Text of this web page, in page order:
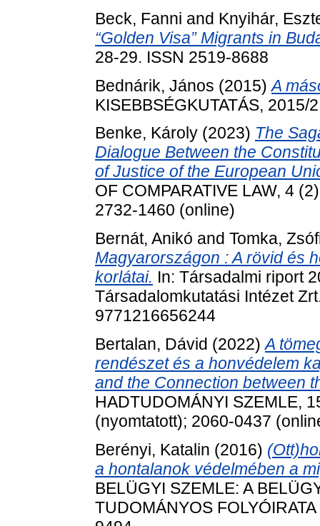
Beck, Fanni and Knyihár,
“Golden Visa” Migrants in
28-29. ISSN 2519-8688
Bednárik, János (2015)A
KISEBBSÉGKUTATÁS,
Benke, Károly (2023) The
Dialogue Between the
of Justice of the European
OF COMPARATIVE LAW, 4
2732-1460 (online)
Bernát, Anikó and Tomka,
Magyarországon : A rövid és
korlátai. In: Társadalmi riport
Társadalomkutatási Intézet
9771216656244
Bertalan, Dávid (2022)A
rendészet és a honvédelem
and the Connection between
HADTUDOMÁNYI SZEMLE,
(nyomtatott); 2060-0437
Berényi, Katalin (2016)
a hontalanok védelmében a
BELÜGYI SZEMLE: A
TUDOMÁNYOS